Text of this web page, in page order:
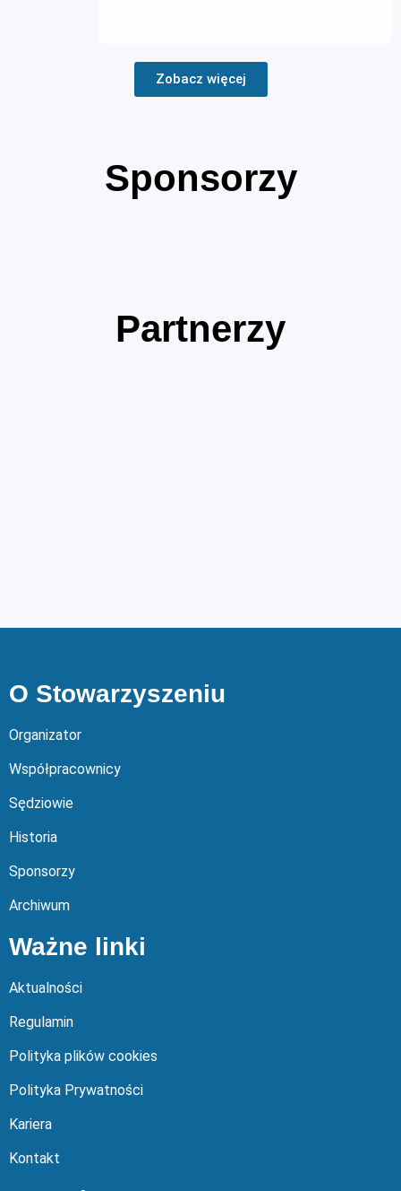
Zobacz więcej
Sponsorzy
Partnerzy
O Stowarzyszeniu
Organizator
Współpracownicy
Sędziowie
Historia
Sponsorzy
Archiwum
Ważne linki
Aktualności
Regulamin
Polityka plików cookies
Polityka Prywatności
Kariera
Kontakt